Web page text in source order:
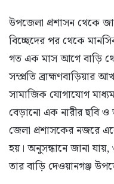
উপজেলা প্রশাসন থেকে
বিচ্ছেদের পর থেকে
গত এক মাস আগে বাড়ি
সম্প্রতি ব্রাহ্মণবাড়িয়ার
সামাজিক যোগাযোগ
বেড়ানো এক নারীর ছবি ও
জেলা প্রশাসকের নজরে
হয়। অনুসন্ধানে জানা
তার বাড়ি দেওয়ানগঞ্জ